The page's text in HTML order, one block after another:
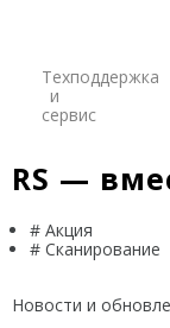
Trimble
Аксессуары
Техподдержка
и
сервис
RS —
# Акция
# Сканирование
Новости и